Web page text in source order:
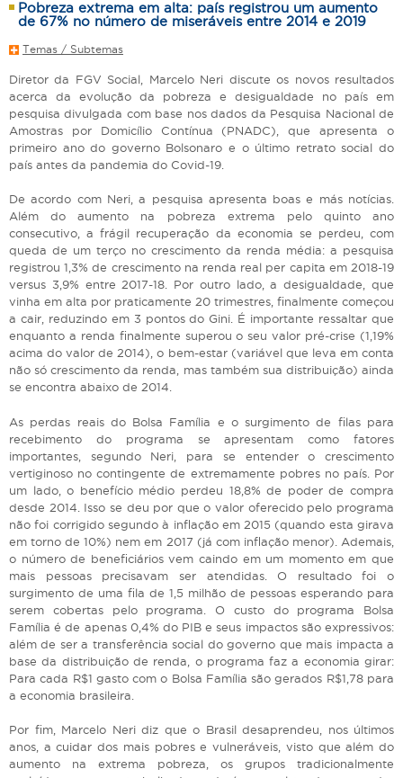
Pobreza extrema em alta: país registrou um aumento
de 67% no número de miseráveis entre 2014 e 2019
Temas / Subtemas
Diretor da FGV Social, Marcelo Neri discute os novos resultados
acerca da evolução da pobreza e desigualdade no país em
pesquisa divulgada com base nos dados da Pesquisa Nacional de
Amostras por Domicílio Contínua (PNADC), que apresenta o
primeiro ano do governo Bolsonaro e o último retrato social do
país antes da pandemia do Covid-19.
De acordo com Neri, a pesquisa apresenta boas e más notícias.
Além do aumento na pobreza extrema pelo quinto ano
consecutivo, a frágil recuperação da economia se perdeu, com
queda de um terço no crescimento da renda média: a pesquisa
registrou 1,3% de crescimento na renda real per capita em 2018-19
versus 3,9% entre 2017-18. Por outro lado, a desigualdade, que
vinha em alta por praticamente 20 trimestres, finalmente começou
a cair, reduzindo em 3 pontos do Gini. É importante ressaltar que
enquanto a renda finalmente superou o seu valor pré-crise (1,19%
acima do valor de 2014), o bem-estar (variável que leva em conta
não só crescimento da renda, mas também sua distribuição) ainda
se encontra abaixo de 2014.
As perdas reais do Bolsa Família e o surgimento de filas para
recebimento do programa se apresentam como fatores
importantes, segundo Neri, para se entender o crescimento
vertiginoso no contingente de extremamente pobres no país. Por
um lado, o benefício médio perdeu 18,8% de poder de compra
desde 2014. Isso se deu por que o valor oferecido pelo programa
não foi corrigido segundo à inflação em 2015 (quando esta girava
em torno de 10%) nem em 2017 (já com inflação menor). Ademais,
o número de beneficiários vem caindo em um momento em que
mais pessoas precisavam ser atendidas. O resultado foi o
surgimento de uma fila de 1,5 milhão de pessoas esperando para
serem cobertas pelo programa. O custo do programa Bolsa
Família é de apenas 0,4% do PIB e seus impactos são expressivos:
além de ser a transferência social do governo que mais impacta a
base da distribuição de renda, o programa faz a economia girar:
Para cada R$1 gasto com o Bolsa Família são gerados R$1,78 para
a economia brasileira.
Por fim, Marcelo Neri diz que o Brasil desaprendeu, nos últimos
anos, a cuidar dos mais pobres e vulneráveis, visto que além do
aumento na extrema pobreza, os grupos tradicionalmente